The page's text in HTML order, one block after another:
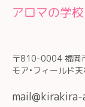
アロマの学
〒810-0004 福岡
モア•フィールド
mail@kirakira-